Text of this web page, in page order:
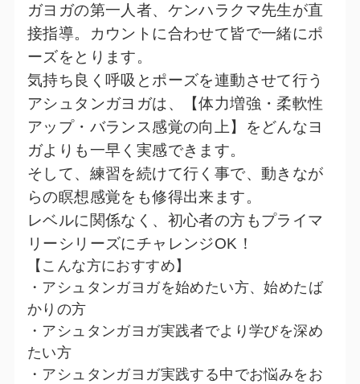
ガヨガの第一人者、ケンハラクマ先生が直
接指導。カウントに合わせて皆で一緒にポ
ーズをとります。
気持ち良く呼吸とポーズを連動させて行う
アシュタンガヨガは、【体力増強・柔軟性
アップ・バランス感覚の向上】をどんなヨ
ガよりも一早く実感できます。
そして、練習を続けて行く事で、動きなが
らの瞑想感覚をも修得出来ます。
レベルに関係なく、初心者の方もプライマ
リーシリーズにチャレンジOK！
【こんな方におすすめ】
・アシュタンガヨガを始めたい方、始めたば
かりの方
・アシュタンガヨガ実践者でより学びを深め
たい方
・アシュタンガヨガ実践する中でお悩みをお